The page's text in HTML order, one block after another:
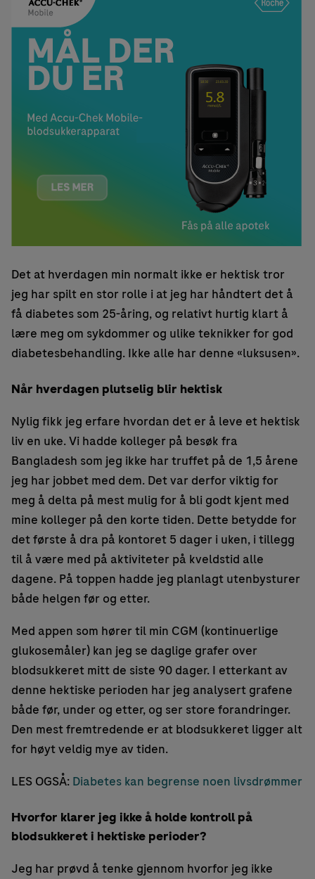
Det at hverdagen min normalt ikke er hektisk tror
jeg har spilt en stor rolle i at jeg har håndtert det å
få diabetes som 25-åring, og relativt hurtig klart å
lære meg om sykdommer og ulike teknikker for god
diabetesbehandling. Ikke alle har denne «luksusen».
Når hverdagen plutselig blir hektisk
Nylig fikk jeg erfare hvordan det er å leve et hektisk
liv en uke. Vi hadde kolleger på besøk fra
Bangladesh som jeg ikke har truffet på de 1,5 årene
jeg har jobbet med dem. Det var derfor viktig for
meg å delta på mest mulig for å bli godt kjent med
mine kolleger på den korte tiden. Dette betydde for
det første å dra på kontoret 5 dager i uken, i tillegg
til å være med på aktiviteter på kveldstid alle
dagene. På toppen hadde jeg planlagt utenbysturer
både helgen før og etter.
Med appen som hører til min CGM (kontinuerlige
glukosemåler) kan jeg se daglige grafer over
blodsukkeret mitt de siste 90 dager. I etterkant av
denne hektiske perioden har jeg analysert grafene
både før, under og etter, og ser store forandringer.
Den mest fremtredende er at blodsukkeret ligger alt
for høyt veldig mye av tiden.
LES OGSÅ: Diabetes kan begrense noen livsdrømmer
Hvorfor klarer jeg ikke å holde kontroll på
blodsukkeret i hektiske perioder?
Jeg har prøvd å tenke gjennom hvorfor jeg ikke